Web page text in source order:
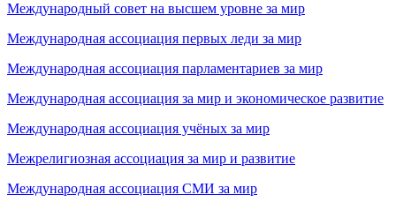
Международный совет на высшем уровне за мир
Международная ассоциация первых леди за мир
Международная ассоциация парламентариев за мир
Международная ассоциация за мир и экономическое развитие
Международная ассоциация учёных за мир
Межрелигиозная ассоциация за мир и развитие
Международная ассоциация СМИ за мир